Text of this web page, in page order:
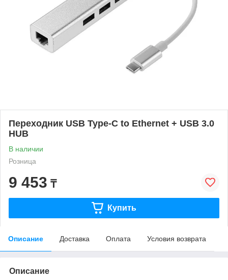
Переходник USB Type-C to Ethernet + USB 3.0
HUB
В наличии
Розница
9 453 ₸
Купить
Описание Доставка Оплата Условия возврата
Описание